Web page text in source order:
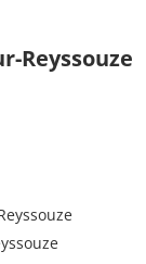
Reyssouze